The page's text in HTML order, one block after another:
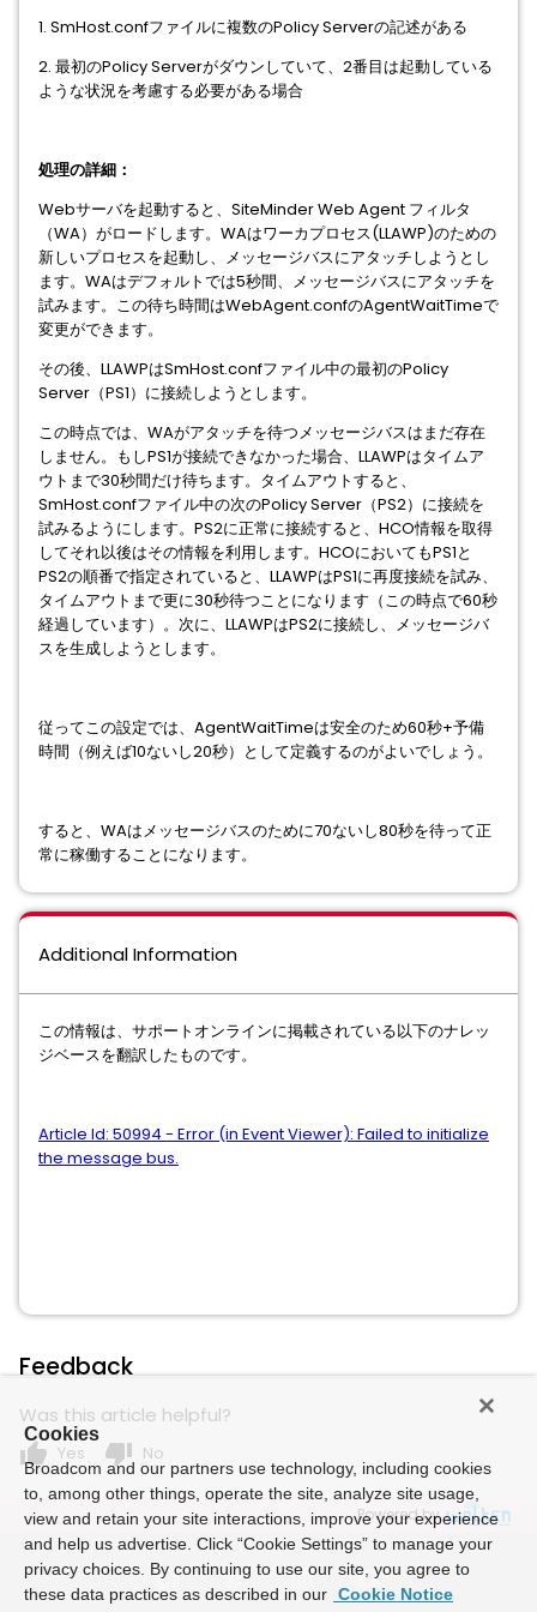
1. SmHost.confファイルに複数のPolicy Serverの記述がある
2. 最初のPolicy Serverがダウンしていて、2番目は起動している
ような状況を考慮する必要がある場合
処理の詳細：
Webサーバを起動すると、SiteMinder Web Agent フィルタ
（WA）がロードします。WAはワーカプロセス(LLAWP)のための
新しいプロセスを起動し、メッセージバスにアタッチしようとし
ます。WAはデフォルトでは5秒間、メッセージバスにアタッチを
試みます。この待ち時間はWebAgent.confのAgentWaitTimeで
変更ができます。
その後、LLAWPはSmHost.confファイル中の最初のPolicy
Server（PS1）に接続しようとします。
この時点では、WAがアタッチを待つメッセージバスはまだ存在
しません。もしPS1が接続できなかった場合、LLAWPはタイムア
ウトまで30秒間だけ待ちます。タイムアウトすると、
SmHost.confファイル中の次のPolicy Server（PS2）に接続を
試みるようにします。PS2に正常に接続すると、HCO情報を取得
してそれ以後はその情報を利用します。HCOにおいてもPS1と
PS2の順番で指定されていると、LLAWPはPS1に再度接続を試み、
タイムアウトまで更に30秒待つことになります（この時点で60秒
経過しています）。次に、LLAWPはPS2に接続し、メッセージバ
スを生成しようとします。
従ってこの設定では、AgentWaitTimeは安全のため60秒+予備
時間（例えば10ないし20秒）として定義するのがよいでしょう。
すると、WAはメッセージバスのために70ないし80秒を待って正
常に稼働することになります。
Additional Information
この情報は、サポートオンラインに掲載されている以下のナレッ
ジベースを翻訳したものです。
Article Id: 50994 - Error (in Event Viewer): Failed to initialize
the message bus.
Feedback
Was this article helpful?
thumb_up Yes thumb_down No
Powered by
Cookies
Broadcom and our partners use technology, including cookies
to, among other things, operate the site, analyze site usage,
view and retain your site interactions, improve your experience
and help us advertise. Click “Cookie Settings” to manage your
privacy choices. By continuing to use our site, you agree to
these data practices as described in our Cookie Notice